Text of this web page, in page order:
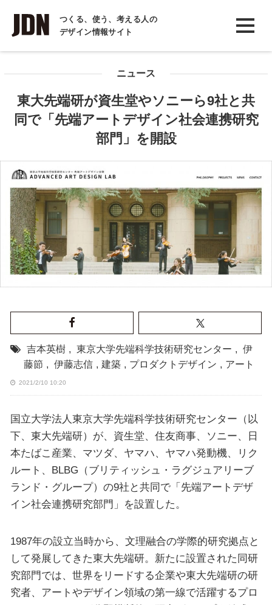
つくる、使う、考える人の
デザイン情報サイト
INTERVIEW
インタビュー
COLUMN
ニュース
東大先端研が資生堂やソニーら9社と共
同で「先端アートデザイン社会連携研究
部門」を開設
吉本英樹 , 東京大学先端科学技術研究センター , 伊
藤節 , 伊藤志信 , 建築 , プロダクトデザイン , アート
2021/2/10 10:20
国立大学法人東京大学先端科学技術研究センター（以
下、東大先端研）が、資生堂、住友商事、ソニー、日
本たばこ産業、マツダ、ヤマハ、ヤマハ発動機、リク
ルート、BLBG（ブリティッシュ・ラグジュアリーブ
ランド・グループ）の9社と共同で「先端アートデザ
イン社会連携研究部門」を設置した。
1987年の設立当時から、文理融合の学際的研究拠点と
して発展してきた東大先端研。新たに設置された同研
究部門では、世界をリードする企業や東大先端研の研
究者、アートやデザイン領域の第一線で活躍するプロ